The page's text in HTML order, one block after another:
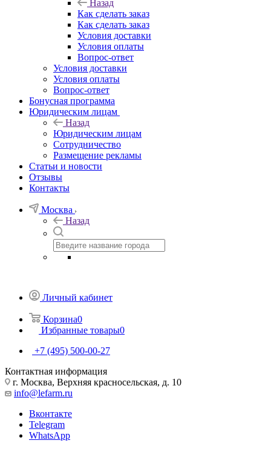
Назад
Как сделать заказ
Как сделать заказ
Условия доставки
Условия оплаты
Вопрос-ответ
Условия доставки
Условия оплаты
Вопрос-ответ
Бонусная программа
Юридическим лицам
Назад
Юридическим лицам
Сотрудничество
Размещение рекламы
Статьи и новости
Отзывы
Контакты
Москва
Назад
Личный кабинет
Корзина0
Избранные товары0
+7 (495) 500-00-27
Контактная информация
г. Москва, Верхняя красносельская, д. 10
info@lefarm.ru
Вконтакте
Telegram
WhatsApp